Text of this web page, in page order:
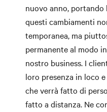
nuovo anno,
questi cambiamenti
temporanea, ma
permanente al modo
nostro business. I
loro presenza in loco
che verrà fatto di
fatto a distanza. Ne